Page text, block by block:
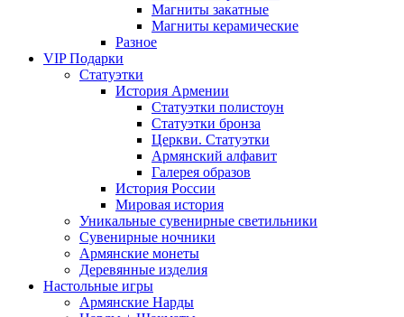
Магниты закатные
Магниты керамические
Разное
VIP Подарки
Статуэтки
История Армении
Статуэтки полистоун
Статуэтки бронза
Церкви. Статуэтки
Армянский алфавит
Галерея образов
История России
Мировая история
Уникальные сувенирные светильники
Сувенирные ночники
Армянские монеты
Деревянные изделия
Настольные игры
Армянские Нарды